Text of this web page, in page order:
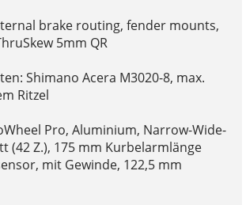
brake routing, fender mounts,
5mm QR
Shimano Acera M3020-8, max.
Ritzel
Pro, Aluminium, Narrow-Wide-
(42 Z.), 175 mm Kurbelarmlänge
mit Gewinde, 122,5 mm